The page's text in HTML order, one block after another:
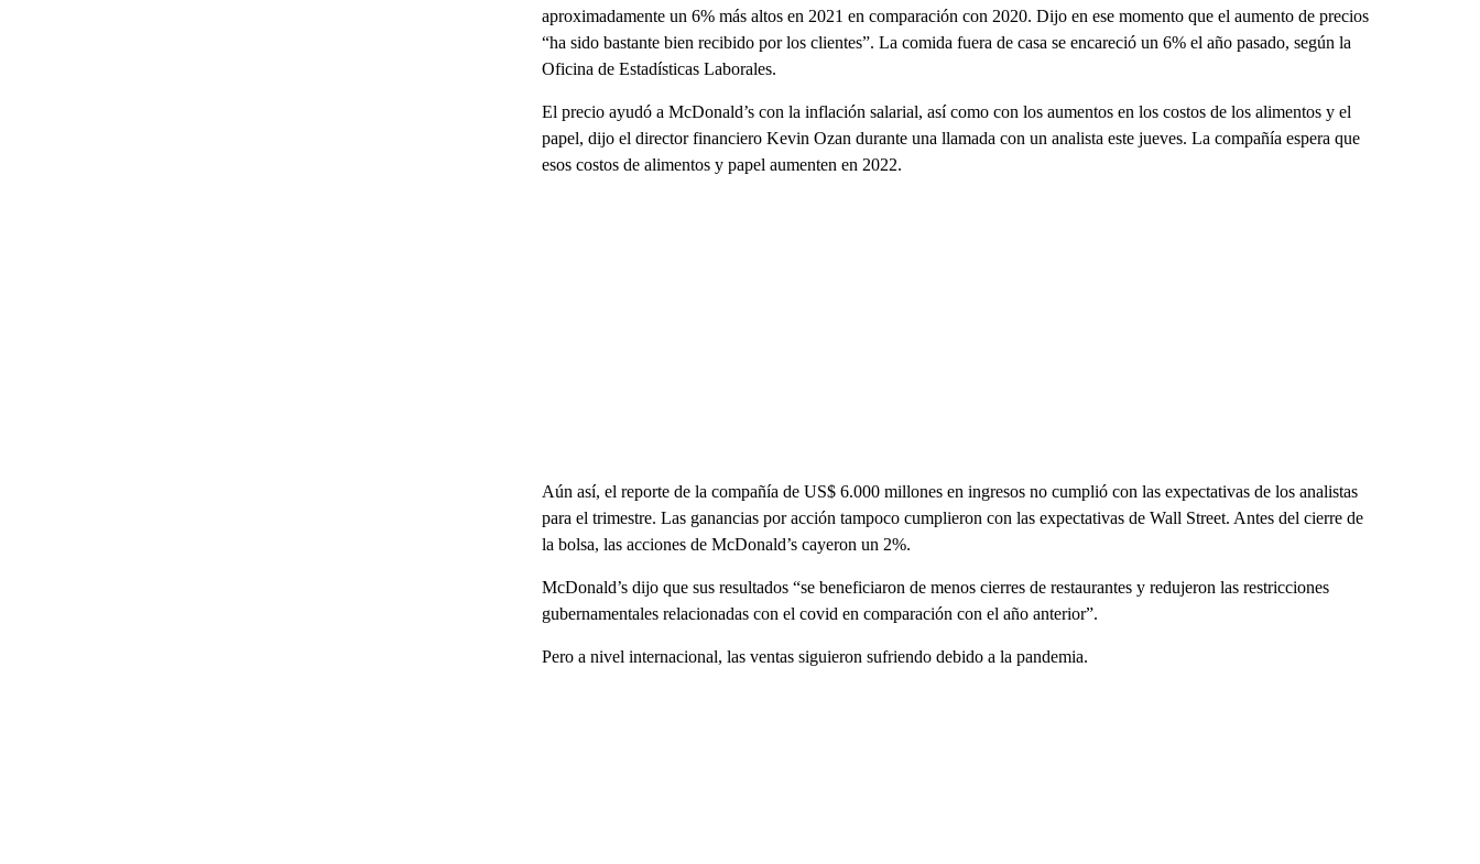
aproximadamente un 6% más altos en 2021 en comparación con 2020. Dijo en ese momento que el aumento de precios
“ha sido bastante bien recibido por los clientes”. La comida fuera de casa se encareció un 6% el año pasado, según la
Oficina de Estadísticas Laborales.
El precio ayudó a McDonald’s con la inflación salarial, así como con los aumentos en los costos de los alimentos y el
papel, dijo el director financiero Kevin Ozan durante una llamada con un analista este jueves. La compañía espera que
esos costos de alimentos y papel aumenten en 2022.
Aún así, el reporte de la compañía de US$ 6.000 millones en ingresos no cumplió con las expectativas de los analistas
para el trimestre. Las ganancias por acción tampoco cumplieron con las expectativas de Wall Street. Antes del cierre de
la bolsa, las acciones de McDonald’s cayeron un 2%.
McDonald’s dijo que sus resultados “se beneficiaron de menos cierres de restaurantes y redujeron las restricciones
gubernamentales relacionadas con el covid en comparación con el año anterior”.
Pero a nivel internacional, las ventas siguieron sufriendo debido a la pandemia.